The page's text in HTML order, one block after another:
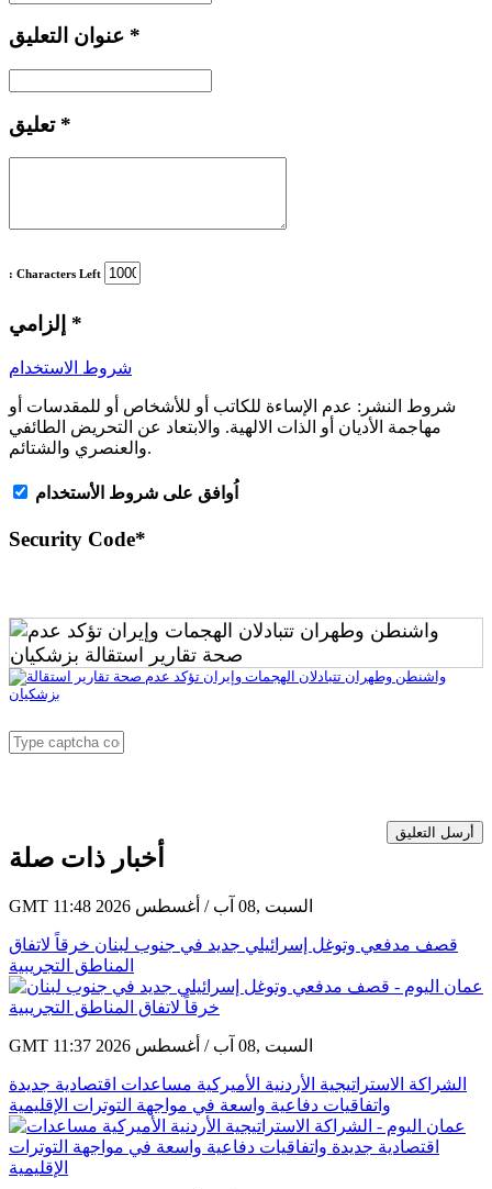
*
تعليق *
: Characters Left
*
شروط الاستخدام
شروط النشر: عدم الإساءة للكاتب أو للأشخاص أو للمقدسات أو
مهاجمة الأديان أو الذات الالهية. والابتعاد عن التحريض الطائفي
والعنصري والشتائم.
اُوافق على شروط الأستخدام
Security Code*
أرسل التعليق
أخبار ذات صلة
GMT 11:48 2026 السبت ,08 آب / أغسطس
قصف مدفعي وتوغل إسرائيلي جديد في جنوب لبنان خرقاً لاتفاق
المناطق التجريبية
GMT 11:37 2026 السبت ,08 آب / أغسطس
الشراكة الاستراتيجية الأردنية الأميركية مساعدات اقتصادية جديدة
واتفاقيات دفاعية واسعة في مواجهة التوترات الإقليمية